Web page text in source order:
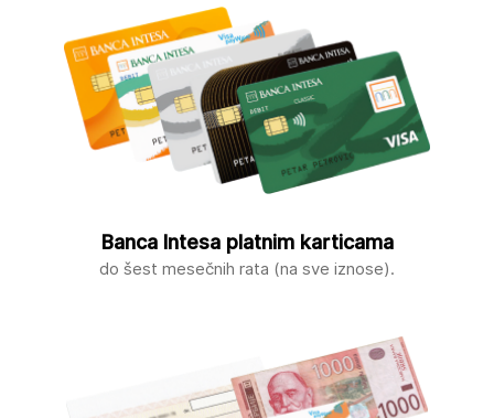
Banca Intesa platnim karticama
do šest mesečnih rata (na sve iznose).